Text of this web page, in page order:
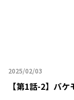
2025/02/03
2025年02月03日
【第1話-2】 バケ